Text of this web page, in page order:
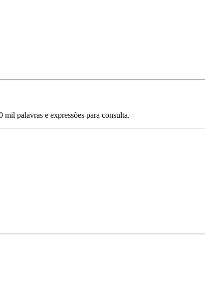
palavras e expressões para consulta.